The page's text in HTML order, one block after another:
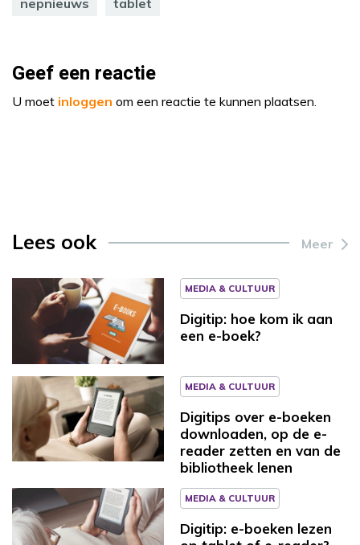
Geef een reactie
U moet inloggen om een reactie te kunnen plaatsen.
Lees ook Meer
MEDIA & CULTUUR
Digitip: hoe kom ik aan
een e-boek?
MEDIA & CULTUUR
Digitips over e-boeken
downloaden, op de e-
reader zetten en van de
bibliotheek lenen
MEDIA & CULTUUR
Digitip: e-boeken lezen